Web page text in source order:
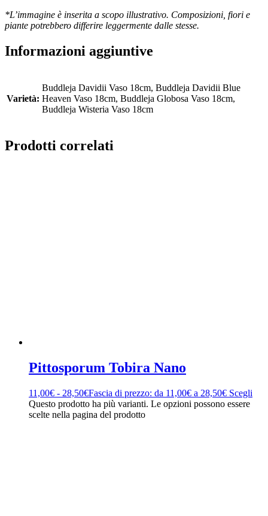
*L’immagine è inserita a scopo illustrativo. Composizioni, fiori e
piante potrebbero differire leggermente dalle stesse.
Informazioni aggiuntive
Varietà:
Buddleja Davidii Vaso 18cm, Buddleja Davidii Blue
Heaven Vaso 18cm, Buddleja Globosa Vaso 18cm,
Buddleja Wisteria Vaso 18cm
Prodotti correlati
Pittosporum Tobira Nano
11,00€ - 28,50€Fascia di prezzo: da 11,00€ a 28,50€ Scegli
Questo prodotto ha più varianti. Le opzioni possono essere
scelte nella pagina del prodotto